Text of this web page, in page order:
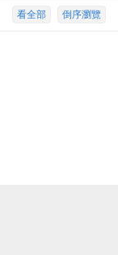
倒序瀏覽
看全部